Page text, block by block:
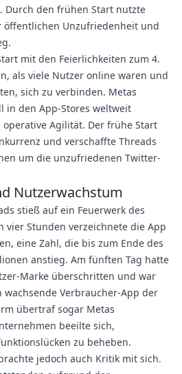
Durch den frühen Start nutzte
öffentlichen Unzufriedenheit und
mit den Feierlichkeiten zum 4.
als viele Nutzer online waren und
sich zu verbinden. Metas
in den App-Stores weltweit
Agilität. Der frühe Start
und verschaffte Threads
um die unzufriedenen Twitter-
Nutzerwachstum
stieß auf ein Feuerwerk des
vier Stunden verzeichnete die App
eine Zahl, die bis zum Ende des
anstieg. Am fünften Tag hatte
Marke überschritten und war
Verbraucher-App der
übertraf sogar Metas
beeilte sich,
zu beheben.
jedoch auch Kritik mit sich.